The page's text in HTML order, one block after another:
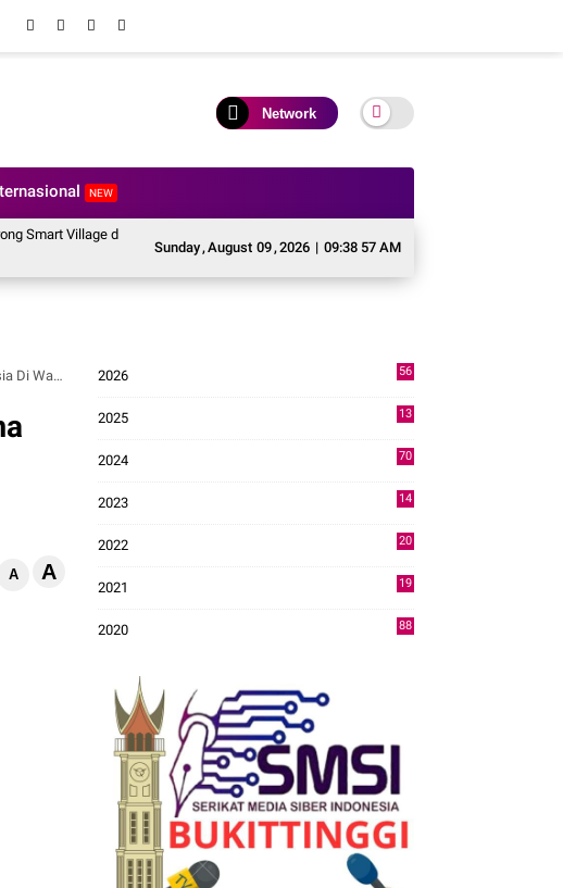
Network
NEW
Sunday,August 09,2026 | 09:38 58 AM
Village di 74 Nagari Kabupaten Solok, Siapkan Generasi Digital Menuju Indonesia Emas
Solok
A A
2026
56
2025
13
2024
70
2023
14
2022
20
2021
19
2020
88